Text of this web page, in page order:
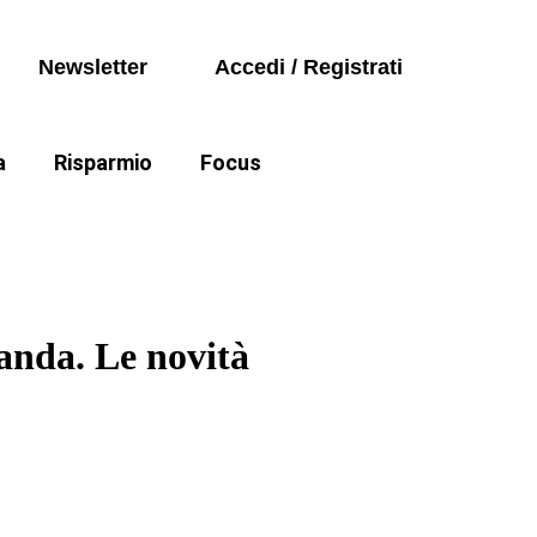
Newsletter Accedi / Registrati
Risparmio Focus
Politica
Le novità